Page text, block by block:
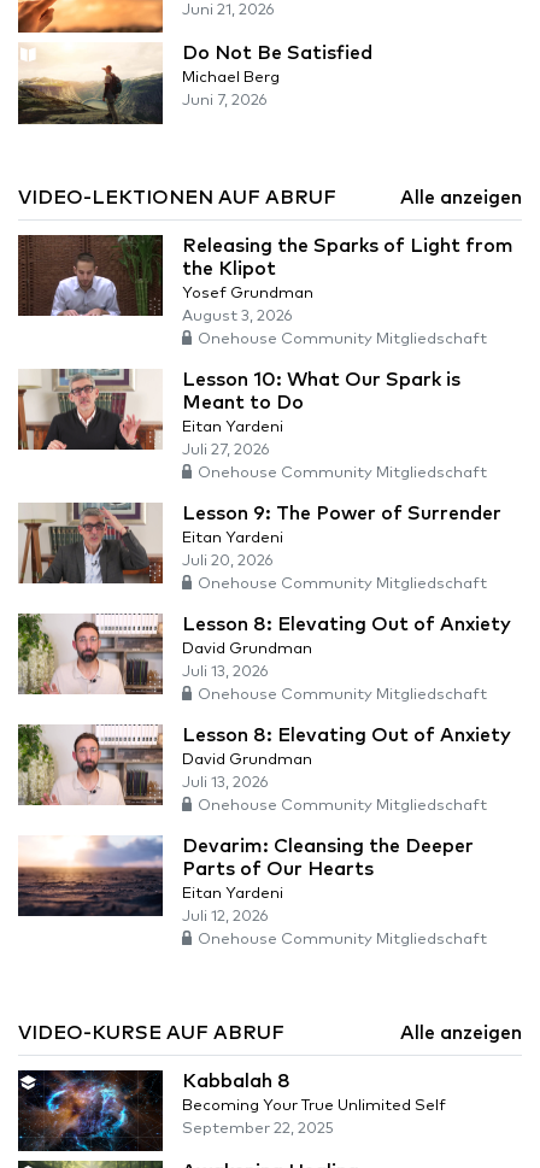
Juni 21, 2026
Do Not Be Satisfied
Michael Berg
Juni 7, 2026
VIDEO-LEKTIONEN AUF ABRUF Alle anzeigen
Releasing the Sparks of Light from
the Klipot
Yosef Grundman
August 3, 2026
Onehouse Community Mitgliedschaft
Lesson 10: What Our Spark is
Meant to Do
Eitan Yardeni
Juli 27, 2026
Onehouse Community Mitgliedschaft
Lesson 9: The Power of Surrender
Eitan Yardeni
Juli 20, 2026
Onehouse Community Mitgliedschaft
Lesson 8: Elevating Out of Anxiety
David Grundman
Juli 13, 2026
Onehouse Community Mitgliedschaft
Lesson 8: Elevating Out of Anxiety
David Grundman
Juli 13, 2026
Onehouse Community Mitgliedschaft
Devarim: Cleansing the Deeper
Parts of Our Hearts
Eitan Yardeni
Juli 12, 2026
Onehouse Community Mitgliedschaft
VIDEO-KURSE AUF ABRUF Alle anzeigen
Kabbalah 8
Becoming Your True Unlimited Self
September 22, 2025